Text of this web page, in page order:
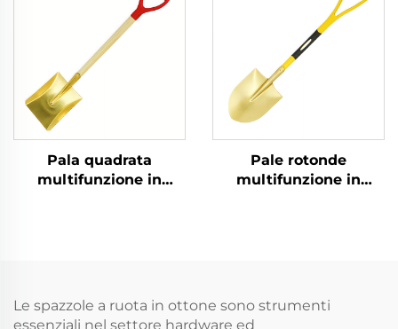
Infiammabili ed
Esplosivi
Infiammabili ed
Esplosivi
Pala quadrata
multifunzione in
Pale rotonde
multifunzione in
Le spazzole a ruota in ottone sono strumenti
essenziali nel settore hardware ed